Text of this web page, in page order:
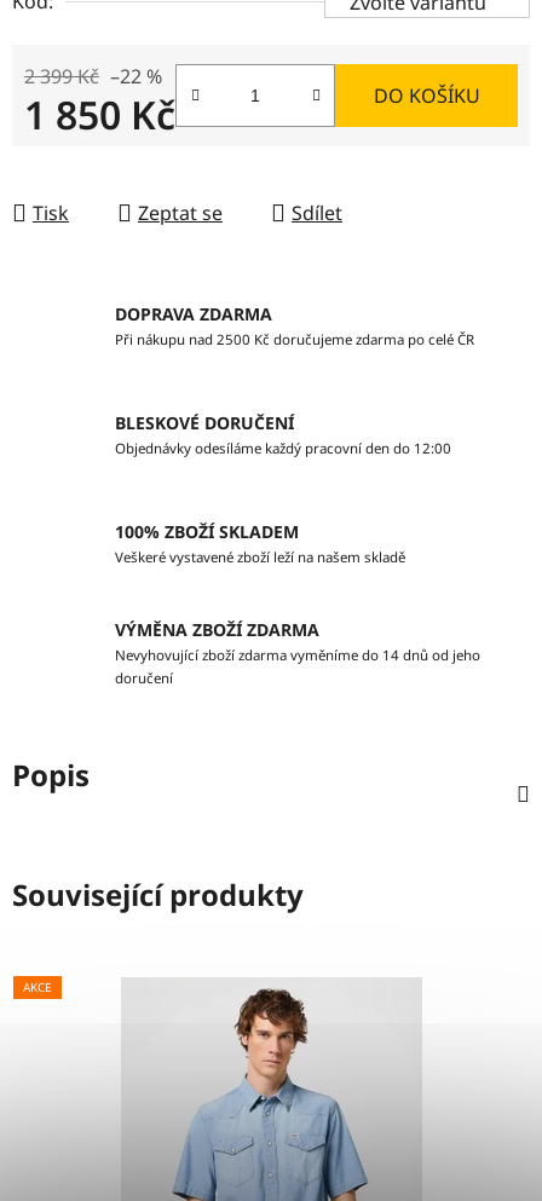
2 399 Kč –22 %
1 850 Kč DO KOŠÍKU
Tisk Zeptat se Sdílet
DOPRAVA ZDARMA
Při nákupu nad 2500 Kč doručujeme zdarma po celé ČR
BLESKOVÉ DORUČENÍ
Objednávky odesíláme každý pracovní den do 12:00
100% ZBOŽÍ SKLADEM
Veškeré vystavené zboží leží na našem skladě
VÝMĚNA ZBOŽÍ ZDARMA
Nevyhovující zboží zdarma vyměníme do 14 dnů od jeho
doručení
Popis
Související produkty
AKCE